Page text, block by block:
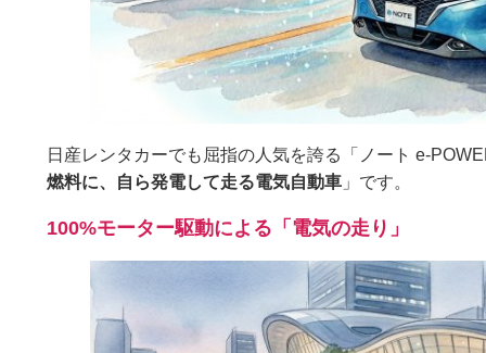
日産レンタカーでも屈指の人気を誇る「ノート e-
燃料に、自ら発電して走る電気自動車 」です。
100%モーター駆動による「電気の走り」